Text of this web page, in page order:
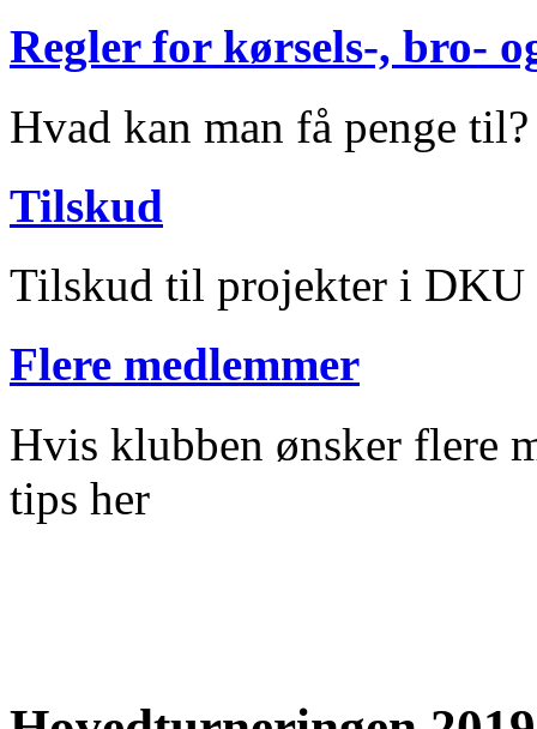
Regler for kørsels-, bro-
Hvad kan man få penge til?
Tilskud
Tilskud til projekter i DKU
Flere medlemmer
Hvis klubben ønsker flere
tips her